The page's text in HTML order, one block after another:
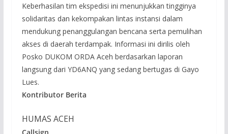
Keberhasilan tim ekspedisi ini menunjukkan tingginya
solidaritas dan kekompakan lintas instansi dalam
mendukung penanggulangan bencana serta pemulihan
akses di daerah terdampak. Informasi ini dirilis oleh
Posko DUKOM ORDA Aceh berdasarkan laporan
langsung dari YD6ANQ yang sedang bertugas di Gayo
Lues.
Kontributor Berita
HUMAS ACEH